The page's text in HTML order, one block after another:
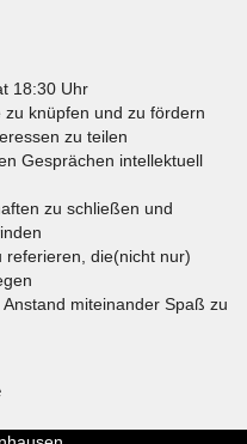
18:30 Uhr
zu knüpfen und zu fördern
zu teilen
Gesprächen intellektuell
zu schließen und
referieren, die(nicht nur)
miteinander Spaß zu